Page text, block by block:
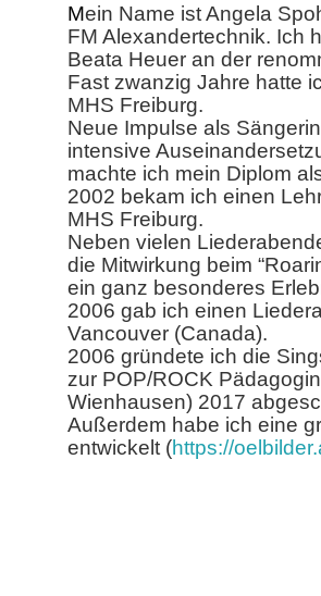
Mein Name ist Angela
FM Alexandertechnik. Ich
Beata Heuer an der
Fast zwanzig Jahre hatte
MHS Freiburg.
Neue Impulse als
intensive
machte ich mein Diplom
2002 bekam ich einen
MHS Freiburg.
Neben vielen
die Mitwirkung beim
ein ganz besonderes
2006 gab ich einen
Vancouver (Canada).
2006 gründete ich die
zur POP/ROCK
Wienhausen) 2017
Außerdem habe ich eine
entwickelt (https://